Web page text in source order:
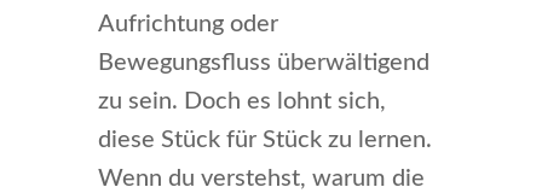
Aufrichtung oder
Bewegungsfluss überwältigend
zu sein. Doch es lohnt sich,
diese Stück für Stück zu lernen.
Wenn du verstehst, warum die